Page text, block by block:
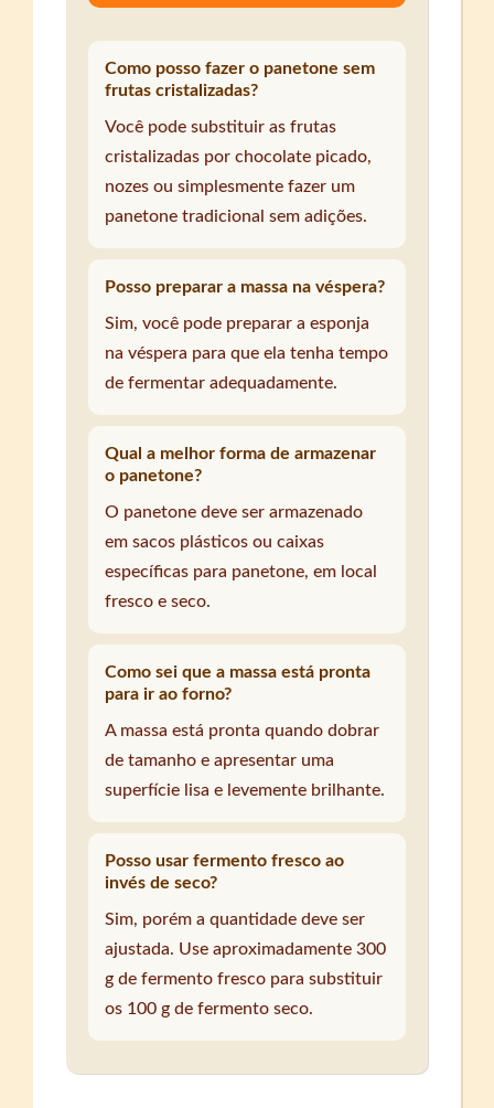
Como posso fazer o panetone sem
frutas cristalizadas?
Você pode substituir as frutas
cristalizadas por chocolate picado,
nozes ou simplesmente fazer um
panetone tradicional sem adições.
Posso preparar a massa na véspera?
Sim, você pode preparar a esponja
na véspera para que ela tenha tempo
de fermentar adequadamente.
Qual a melhor forma de armazenar
o panetone?
O panetone deve ser armazenado
em sacos plásticos ou caixas
específicas para panetone, em local
fresco e seco.
Como sei que a massa está pronta
para ir ao forno?
A massa está pronta quando dobrar
de tamanho e apresentar uma
superfície lisa e levemente brilhante.
Posso usar fermento fresco ao
invés de seco?
Sim, porém a quantidade deve ser
ajustada. Use aproximadamente 300
g de fermento fresco para substituir
os 100 g de fermento seco.